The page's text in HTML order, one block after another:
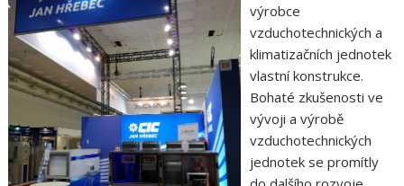
výrobce
vzduchotechnických a
klimatizačních jednotek
vlastní konstrukce.
Bohaté zkušenosti ve
vývoji a výrobě
vzduchotechnických
jednotek se promítly